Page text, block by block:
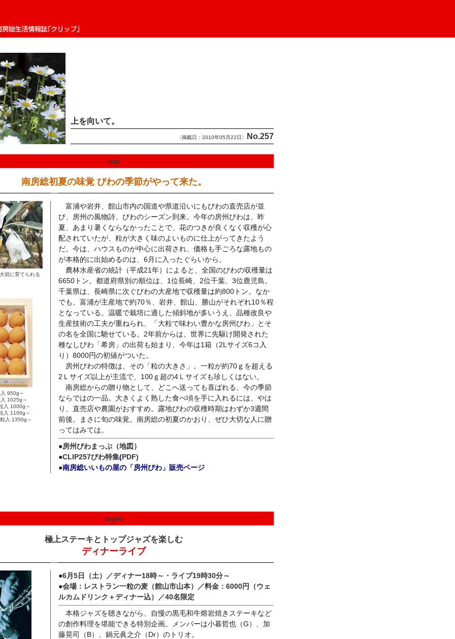
上を向いて。
〈掲載日：2010年05月22日〉 No.257
top
南房総初夏の味覚 びわの季節がやって来た。
切に育てられる
950g～
1025g～
入 1000g～
入 1100g～
入 1350g～
富浦や岩井、館山市内の国道や県道沿いにもびわの直売店が並
び、房州の風物詩、びわのシーズン到来。今年の房州びわは、昨
夏、あまり暑くならなかったことで、花のつきが良くなく収穫が心
配されていたが、粒が大きく味のよいものに仕上がってきたよう
だ。今は、ハウスものが中心に出荷され、価格も手ごろな露地もの
が本格的に出始めるのは、6月に入ったぐらいから。
農林水産省の統計（平成21年）によると、全国のびわの収穫量は
6650トン。都道府県別の順位は、1位長崎、2位千葉、3位鹿児島。
千葉県は、長崎県に次ぐびわの大産地で収穫量は約800トン。なか
でも、富浦が主産地で約70％、岩井、館山、勝山がそれぞれ10％程
となっている。温暖で栽培に適した傾斜地が多いうえ、品種改良や
生産技術の工夫が重ねられ、「大粒で味わい豊かな房州びわ」とそ
の名を全国に馳せている。2年前からは、世界に先駆け開発された
種なしびわ「希房」の出荷も始まり、今年は1箱（2Lサイズ6コ入
り）8000円の初値がついた。
房州びわの特徴は、その「粒の大きさ」。一粒が約70ｇを超える
2Ｌサイズ以上が主流で、100ｇ超の4Ｌサイズも珍しくはない。
南房総からの贈り物として、どこへ送っても喜ばれる、今の季節
ならではの一品。大きくよく熟した食べ頃を手に入れるには、やは
り、直売店や農園がおすすめ。露地びわの収穫時期はわずか3週間
前後。まさに旬の味覚。南房総の初夏のかおり、ぜひ大切な人に贈
ってはみては。
●房州びわまっぷ （地図）
●CLIP257びわ特集(PDF)
●南房総いいもの屋の「房州びわ」販売ページ
topic
極上ステーキとトップジャズを楽しむ
ディナーライブ
●6月5日（土）／ディナー18時～・ライブ19時30分～
●会場：レストラン一粒の麦（館山市山本）／料金：6000円（ウェ
ルカムドリンク＋ディナー込）／40名限定
本格ジャズを聴きながら、自慢の黒毛和牛熔岩焼きステーキなど
の創作料理を堪能できる特別企画。メンバーは小暮哲也（G）、加
藤晃司（B）、鍋元眞之介（Dr）のトリオ。